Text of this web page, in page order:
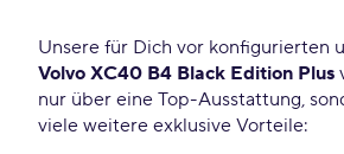
Unsere für Dich vor konfigurierten
Volvo XC40 B4 Black Edition Plus
nur über eine Top-Ausstattung,
viele weitere exklusive Vorteile: